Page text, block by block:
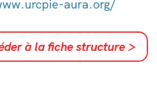
aura.org/
à la fiche structure >